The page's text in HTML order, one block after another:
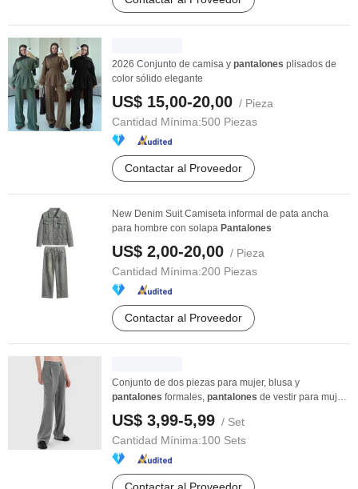
2026 Conjunto de camisa y pantalones plisados de
color sólido elegante
US$ 15,00-20,00 / Pieza
Cantidad Mínima:500 Piezas
Contactar al Proveedor
New Denim Suit Camiseta informal de pata ancha
para hombre con solapa Pantalones
US$ 2,00-20,00 / Pieza
Cantidad Mínima:200 Piezas
Contactar al Proveedor
Conjunto de dos piezas para mujer, blusa y
pantalones formales, pantalones de vestir para mujer
US$ 3,99-5,99 / Set
Cantidad Mínima:100 Sets